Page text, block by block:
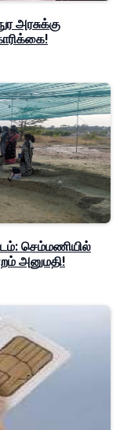
அரசுக்கு
செம்மணியில்
அனுமதி!